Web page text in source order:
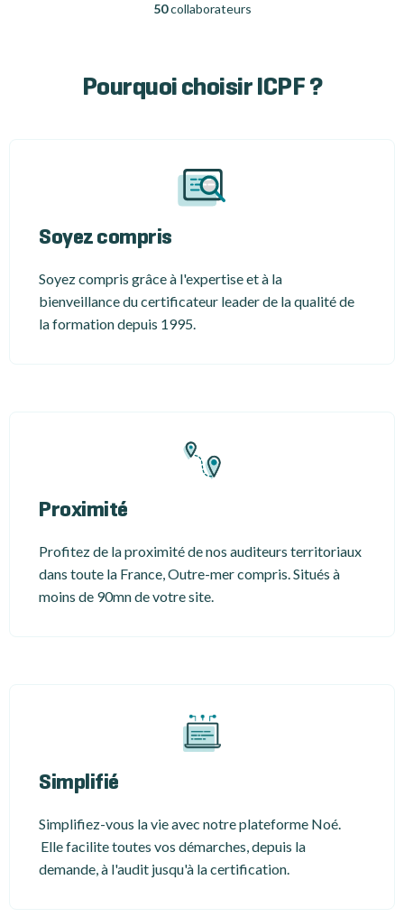
50collaborateurs
Pourquoi choisir ICPF ?
Soyez compris
Soyez compris grâce à l'expertise et à la
bienveillance du certificateur leader de la qualité de
la formation depuis 1995.
Proximité
Profitez de la proximité de nos auditeurs territoriaux
dans toute la France, Outre-mer compris. Situés à
moins de 90mn de votre site.
Simplifié
Simplifiez-vous la vie avec notre plateforme Noé.
Elle facilite toutes vos démarches, depuis la
demande, à l'audit jusqu'à la certification.